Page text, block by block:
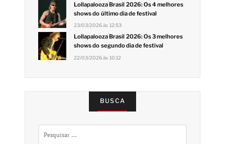
Lollapalooza Brasil 2026: Os 4 melhores
shows do último dia de festival
23/03/2026 às 12:53
Lollapalooza Brasil 2026: Os 3 melhores
shows do segundo dia de festival
22/03/2026 às 10:12
BUSCA